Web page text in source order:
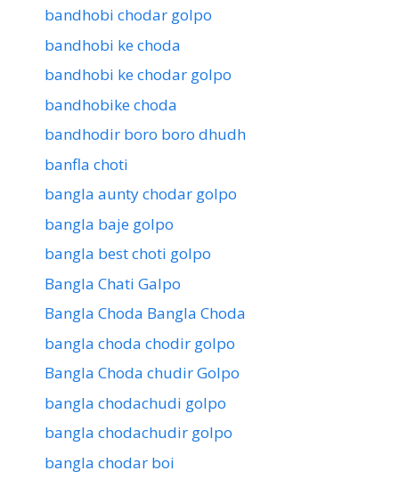
bandhobi chodar golpo
bandhobi ke choda
bandhobi ke chodar golpo
bandhobike choda
bandhodir boro boro dhudh
banfla choti
bangla aunty chodar golpo
bangla baje golpo
bangla best choti golpo
Bangla Chati Galpo
Bangla Choda Bangla Choda
bangla choda chodir golpo
Bangla Choda chudir Golpo
bangla chodachudi golpo
bangla chodachudir golpo
bangla chodar boi